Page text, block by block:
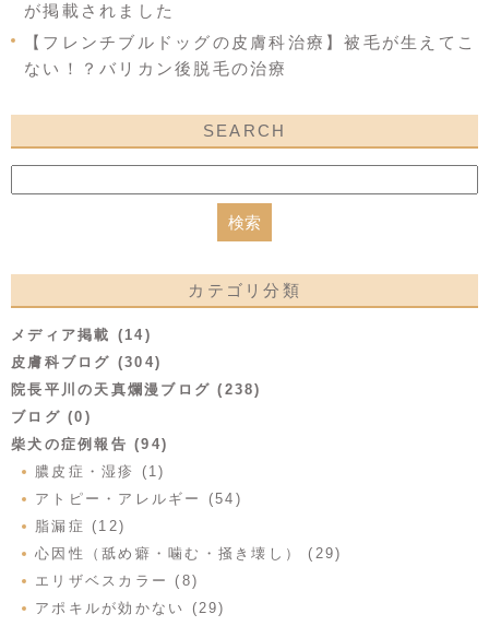
が掲載されました
【フレンチブルドッグの皮膚科治療】被毛が生えてこ
ない！？バリカン後脱毛の治療
SEARCH
カテゴリ分類
メディア掲載 (14)
皮膚科ブログ (304)
院長平川の天真爛漫ブログ (238)
ブログ (0)
柴犬の症例報告 (94)
膿皮症・湿疹 (1)
アトピー・アレルギー (54)
脂漏症 (12)
心因性（舐め癖・噛む・掻き壊し） (29)
エリザベスカラー (8)
アポキルが効かない (29)